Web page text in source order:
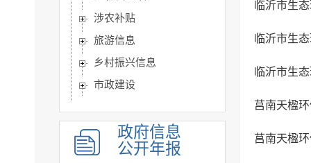
涉农补贴
旅游信息
乡村振兴信息
市政建设
公共企事业单位信息公开
公告公示
政府信息
公开年报
临沂市生
临沂市生
临沂市生
莒南天楹
莒南天楹